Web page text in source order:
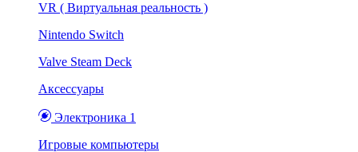
VR ( Виртуальная реальность )
Nintendo Switch
Valve Steam Deck
Аксессуары
Электроника 1
Игровые компьютеры